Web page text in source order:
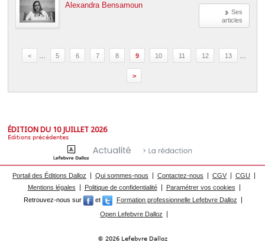
Ses
articles
Alexandra Bensamoun
< 5 6 7 8 9 10 11 12 13
>
ÉDITION DU 10 JUILLET 2026
Éditions précédentes
Portail des Éditions Dalloz Qui sommes-nous Contactez-nous CGV
CGU
Mentions légales
Politique de confidentialité
Paramétrer vos cookies
Retrouvez-nous sur
et
Formation professionnelle Lefebvre Dalloz
Open Lefebvre Dalloz
© 2026 Lefebvre Dalloz